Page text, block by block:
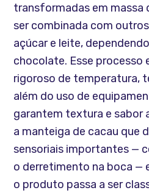
transformadas em massa
ser combinada com
açúcar e leite,
chocolate. Esse processo
rigoroso de temperatura,
além do uso de
garantem textura e sabor
a manteiga de cacau que
sensoriais importantes —
o derretimento na boca —
o produto passa a ser